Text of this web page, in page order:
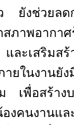
ยังช่วยลด
สภาพอาก
ะเสริมสร้
นงานยังมี
เพื่อสร้าง
องคนงาน